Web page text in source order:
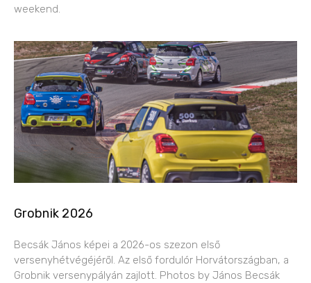
weekend.
Grobnik 2026
Becsák János képei a 2026-os szezon első
versenyhétvégéjéről. Az első fordulór Horvátországban, a
Grobnik versenypályán zajlott. Photos by János Becsák